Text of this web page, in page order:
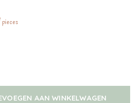
pieces
AAN WINKELWAGEN